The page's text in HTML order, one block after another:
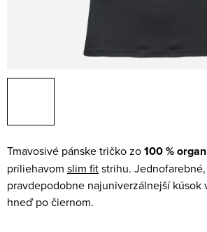
Tmavosivé pánske tričko zo100 %
priliehavom slim fitstrihu.
pravdepodobne najuniverzálnejší kúsok
hneď po čiernom.